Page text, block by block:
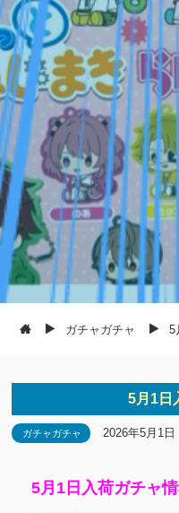
ガチャガチャ 5
5月1日
ガチャガチャ 2026年5月1日
5月1日入荷ガチャ情